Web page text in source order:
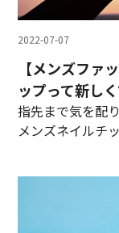
2022-07-07
【メンズファ
ップって新し
指先まで気を配
メンズネイルチ